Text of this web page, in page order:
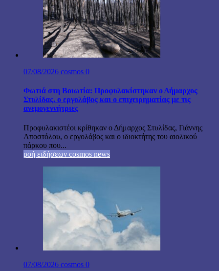
07/08/2026 cosmos 0
Φωτιά στη Βοιωτία: Προφυλακίστηκαν ο Δήμαρχος
Στυλίδας, ο εργολάβος και ο επιχειρηματίας με τις
ανεμογεννήτριες
Προφυλακιστέοι κρίθηκαν ο Δήμαρχος Στυλίδας, Γιάννης
Αποστόλου, ο εργολάβος και ο ιδιοκτήτης του αιολικού
πάρκου που...
ροή ειδήσεων cosmos news
07/08/2026 cosmos 0